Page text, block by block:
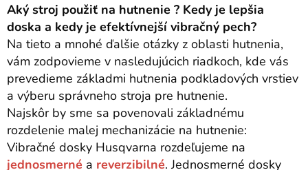
Aký stroj použiť na hutnenie ? Kedy je lepšia
doska a kedy je efektívnejší vibračný pech?
Na tieto a mnohé ďalšie otázky z oblasti hutnenia,
vám zodpovieme v nasledujúcich riadkoch, kde vás
prevedieme základmi hutnenia podkladových vrstiev
a výberu správneho stroja pre hutnenie.
Najskôr by sme sa povenovali základnému
rozdelenie malej mechanizácie na hutnenie:
Vibračné dosky Husqvarna rozdeľujeme na
jednosmerné a reverzibilné. Jednosmerné dosky